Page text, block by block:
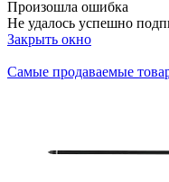
Произошла ошибка
Не удалось успешно
Закрыть окно
Самые продаваемые